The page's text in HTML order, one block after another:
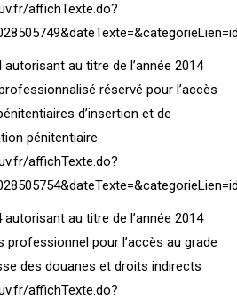
affichTexte.do?
au titre de l’année 2014
réservé pour l’accès
d’insertion et de
pénitentiaire
affichTexte.do?
au titre de l’année 2014
professionnel pour l’accès au grade
des douanes et droits indirects
affichTexte.do?